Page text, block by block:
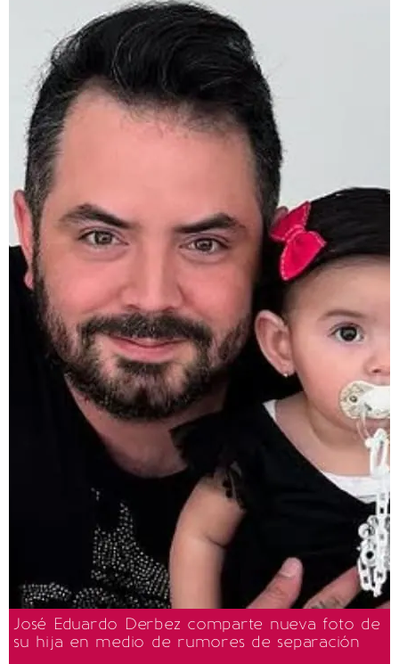
José Eduardo Derbez comparte nueva foto de
su hija en medio de rumores de separación